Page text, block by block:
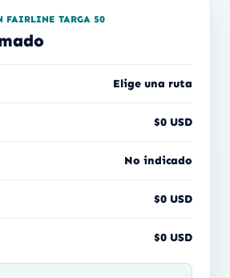
FAIRLINE TARGA 50
Elige una ruta
$0 USD
No indicado
$0 USD
$0 USD